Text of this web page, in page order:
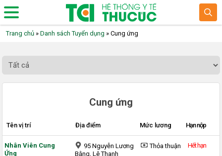
Trang chủ » Danh sách Tuyển dụng » Cung ứng
Cung ứng
Tên vị trí Địa điểm Mức lương Hạn nộp
Nhân Viên Cung
Ứng
95 Nguyễn Lương
Bằng, Lê Thanh
Thỏa thuận Hết hạn